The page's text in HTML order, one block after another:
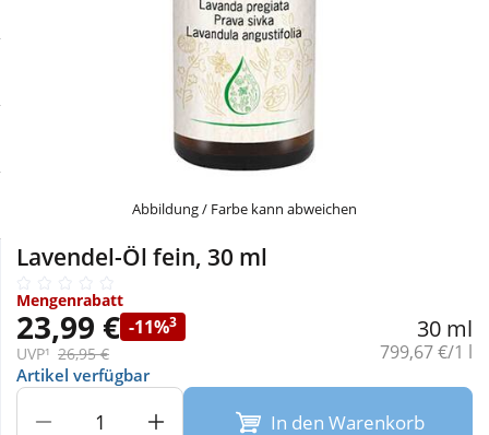
Täglich gut versorgt
Körperpflege & Kosmetik
Nahrungsergänzung
Natur & Homöopathie
Sanitätshaus
Abbildung / Farbe kann abweichen
Lavendel-Öl fein, 30 ml
Mengenrabatt
23,99 € -11%3
UVP¹ 26,95 €
30 ml
Grundpreis:
799,67 €/1 l
Artikel verfügbar
In den Warenkorb